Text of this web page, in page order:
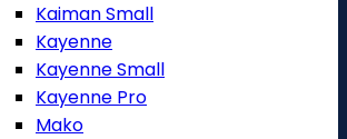
Kaiman Small
Kayenne
Kayenne Small
Kayenne Pro
Mako